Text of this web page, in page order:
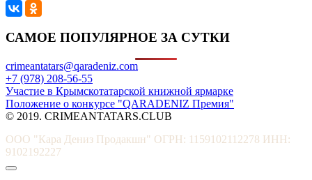
САМОЕ ПОПУЛЯРНОЕ ЗА СУТКИ
crimeantatars@qaradeniz.com
+7 (978) 208-56-55
Участие в Крымскотатарской книжной ярмарке
Положение о конкурсе "QARADENIZ Премия"
© 2019. CRIMEANTATARS.CLUB
ООО "Кара Дениз Продакшн" ОГРН: 1159102112278 ИНН:
9102192227